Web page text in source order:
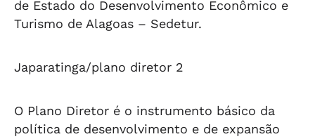
de Estado do Desenvolvimento Econômico e
Turismo de Alagoas – Sedetur.
Japaratinga/plano diretor 2
O Plano Diretor é o instrumento básico da
política de desenvolvimento e de expansão